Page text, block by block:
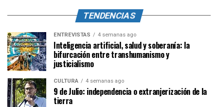
TENDENCIAS
ENTREVISTAS 4 semanas ago
Inteligencia artificial, salud y soberanía: la
bifurcación entre transhumanismo y
justicialismo
CULTURA 4 semanas ago
9 de Julio: independencia o extranjerización de la
tierra